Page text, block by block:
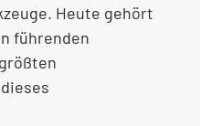
Heute gehört
führenden